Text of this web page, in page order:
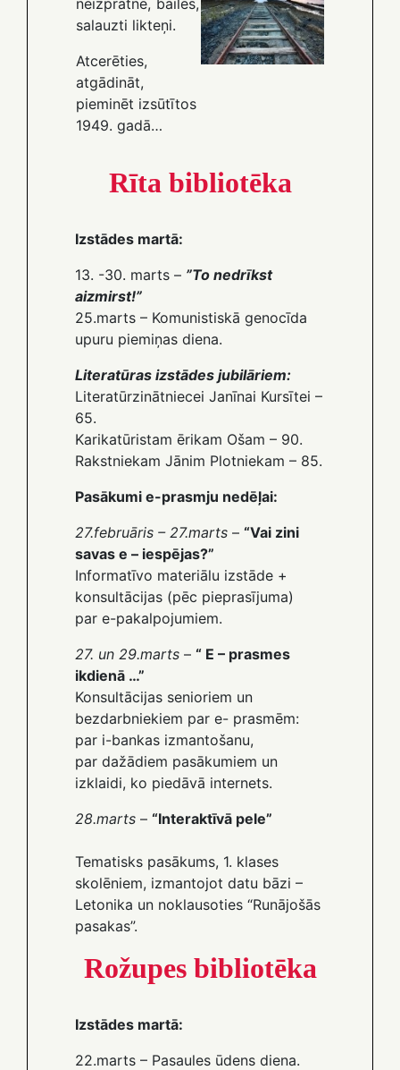
neizpratne, bailes,
salauzti likteņi.
Atcerēties,
atgādināt,
pieminēt izsūtītos
1949. gadā…
Rīta bibliotēka
Izstādes martā:
13. -30. marts – ”To nedrīkst
aizmirst!”
25.marts – Komunistiskā genocīda
upuru piemiņas diena.
Literatūras izstādes jubilāriem:
Literatūrzinātniecei Janīnai Kursītei –
65.
Karikatūristam ērikam Ošam – 90.
Rakstniekam Jānim Plotniekam – 85.
Pasākumi e-prasmju nedēļai:
27.februāris – 27.marts – “Vai zini
savas e – iespējas?”
Informatīvo materiālu izstāde +
konsultācijas (pēc pieprasījuma)
par e-pakalpojumiem.
27. un 29.marts – “ E – prasmes
ikdienā …”
Konsultācijas senioriem un
bezdarbniekiem par e- prasmēm:
par i-bankas izmantošanu,
par dažādiem pasākumiem un
izklaidi, ko piedāvā internets.
28.marts – “Interaktīvā pele”
Tematisks pasākums, 1. klases
skolēniem, izmantojot datu bāzi –
Letonika un noklausoties “Runājošās
pasakas”.
Rožupes bibliotēka
Izstādes martā:
22.marts – Pasaules ūdens diena.